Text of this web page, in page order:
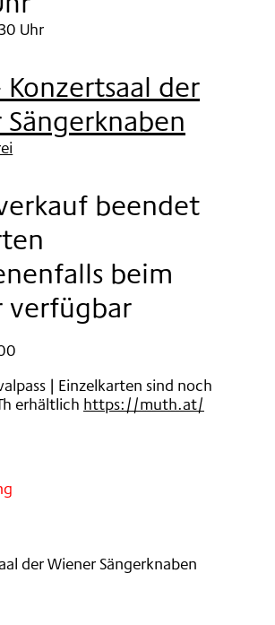
Uhr
Konzertsaal der
beendet
beim
verfügbar
| Einzelkarten sind noch
erhältlich https://muth.at/
der Wiener Sängerknaben